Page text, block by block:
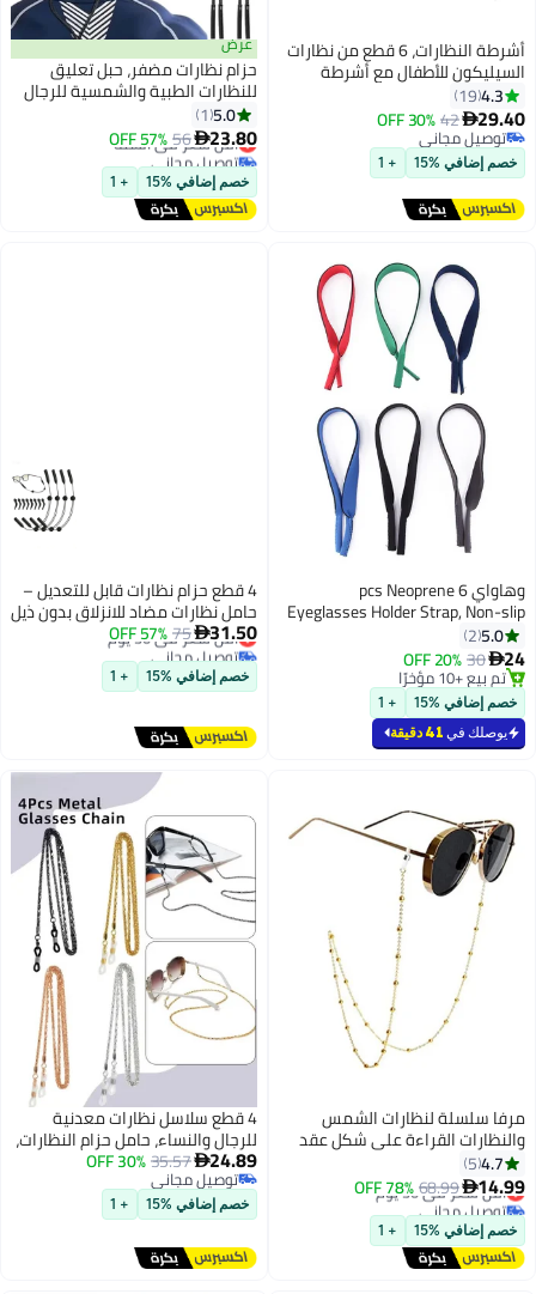
أشرطة النظارات، 6 قطع من نظارات
للأطفال مع أشرطة
غير القابلة
رياضية مع حامل
ناعم، مناسبة للبالغين
42
30% OFF
%15
+ 1
عرض
حزام نظارات مضفر، حبل تعليق
للنظارات الطبية والشمسية للرجال
والنساء، حامل نظارات أسود حول
الرقبة للرياضة، حبل أمان قابل
للتعديل لتثبيت النظارات، عبوة من
56
57% OFF
أقل سعر في السنة
توصيل مجاني
أقل سعر في السنة
خصم إضافي %15 + 1
وهاواي 6 pcs Neoprene
Eyeglasses Holder
Sports Sunglasses
Eye Glasses Retainer
Lanyards for Men
20% OFF
%15
+ 1
41 دقيقة
4 قطع حزام نظارات قابل للتعديل –
حامل نظارات مضاد للانزلاق بدون ذيل
مع 4 أزواج من وسائد الأذن، مناسب
عالميًا لنظارات الشمس والنظارات
الطبية، للرجال والنساء
31.50
75
57% OFF
أقل سعر في 30 يوم
توصيل مجاني
أقل سعر في 30 يوم
خصم إضافي %15 + 1
لنظارات الشمس
القراءة على شكل عقد
للنظارات للنساء
والأطفال ضد 68.99
78% OFF 30 يوم
30 يوم
%15
+ 1
4 قطع سلاسل نظارات معدنية
للرجال والنساء، حامل حزام النظارات،
حبل معلق للرقبة مقاوم للرياح، حبل
قناع العين، إكسسوار النظارات، 75
35.57
30% OFF
توصيل مجاني
توصيل مجاني
خصم إضافي %15 + 1